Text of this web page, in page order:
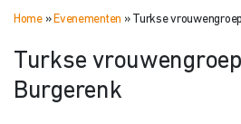
Home» Evenementen » Turkse
Turkse
Burgerenk